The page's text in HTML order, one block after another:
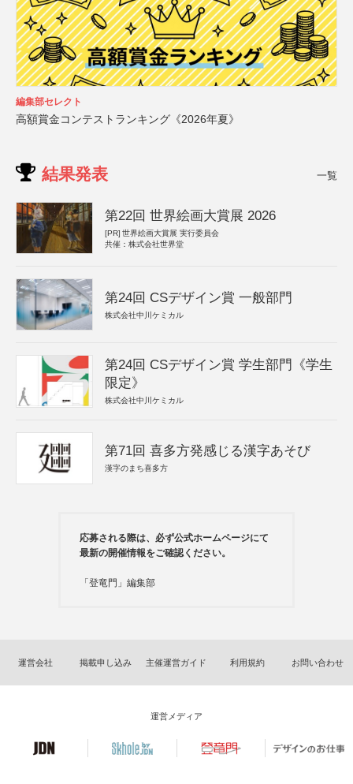
編集部セレクト
高額賞金コンテストランキング《2026年夏》
結果発表 一覧
第22回 世界絵画大賞展 2026
[PR] 世界絵画大賞展 実行委員会
共催：株式会社世界堂
第24回 CSデザイン賞 一般部門
株式会社中川ケミカル
第24回 CSデザイン賞 学生部門《学生
限定》
株式会社中川ケミカル
第71回 喜多方発感じる漢字あそび
漢字のまち喜多方
応募される際は、必ず公式ホームページにて
最新の開催情報をご確認ください。
「登竜門」編集部
運営会社 掲載申し込み 主催運営ガイド 利用規約 お問い合わせ
運営メディア